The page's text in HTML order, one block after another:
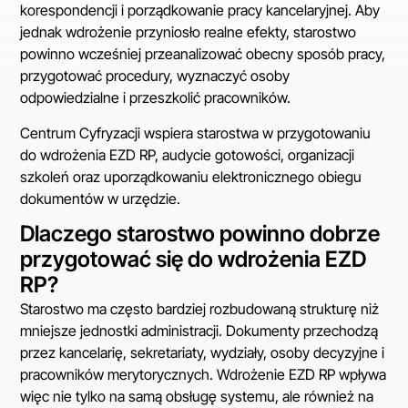
korespondencji i porządkowanie pracy kancelaryjnej. Aby
jednak wdrożenie przyniosło realne efekty, starostwo
powinno wcześniej przeanalizować obecny sposób pracy,
przygotować procedury, wyznaczyć osoby
odpowiedzialne i przeszkolić pracowników.
Centrum Cyfryzacji wspiera starostwa w przygotowaniu
do wdrożenia EZD RP, audycie gotowości, organizacji
szkoleń oraz uporządkowaniu elektronicznego obiegu
dokumentów w urzędzie.
Dlaczego starostwo powinno dobrze
przygotować się do wdrożenia EZD
RP?
Starostwo ma często bardziej rozbudowaną strukturę niż
mniejsze jednostki administracji. Dokumenty przechodzą
przez kancelarię, sekretariaty, wydziały, osoby decyzyjne i
pracowników merytorycznych. Wdrożenie EZD RP wpływa
więc nie tylko na samą obsługę systemu, ale również na